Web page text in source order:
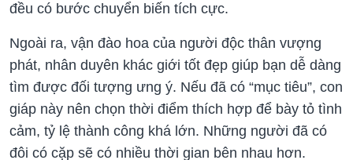
đều có bước chuyển biến tích cực.
Ngoài ra, vận đào hoa của người độc thân vượng
phát, nhân duyên khác giới tốt đẹp giúp bạn dễ dàng
tìm được đối tượng ưng ý. Nếu đã có “mục tiêu”, con
giáp này nên chọn thời điểm thích hợp để bày tỏ tình
cảm, tỷ lệ thành công khá lớn. Những người đã có
đôi có cặp sẽ có nhiều thời gian bên nhau hơn.